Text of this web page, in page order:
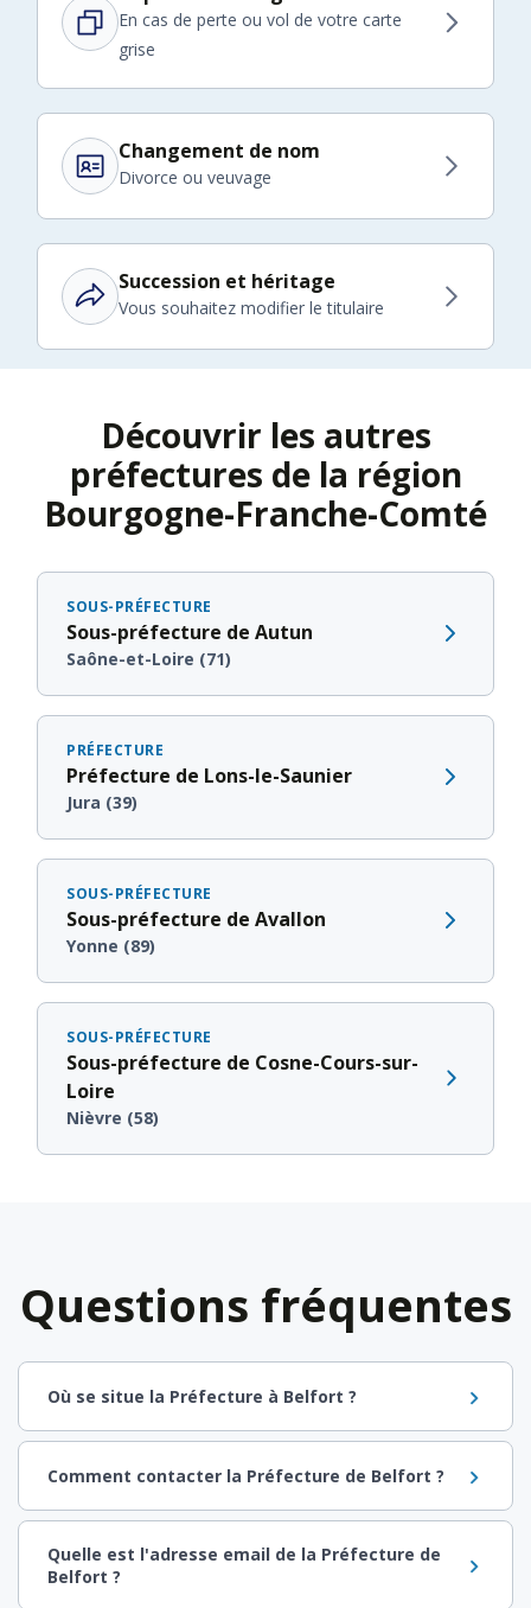
En cas de perte ou vol de votre carte
grise
Changement de nom
Divorce ou veuvage
Succession et héritage
Vous souhaitez modifier le titulaire
Découvrir les autres
préfectures de la région
Bourgogne-Franche-Comté
SOUS-PRÉFECTURE
Sous-préfecture de Autun
Saône-et-Loire (71)
PRÉFECTURE
Préfecture de Lons-le-Saunier
Jura (39)
SOUS-PRÉFECTURE
Sous-préfecture de Avallon
Yonne (89)
SOUS-PRÉFECTURE
Sous-préfecture de Cosne-Cours-sur-
Loire
Nièvre (58)
Questions fréquentes
Où se situe la Préfecture à Belfort ?
Comment contacter la Préfecture de Belfort ?
Quelle est l'adresse email de la Préfecture de
Belfort ?